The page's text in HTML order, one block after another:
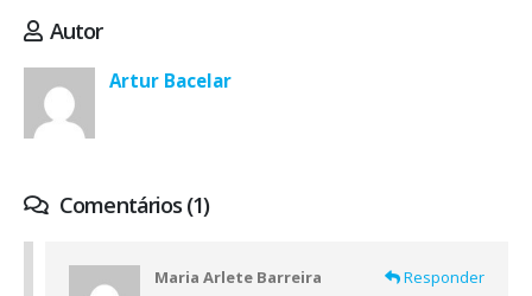
Autor
Artur Bacelar
Comentários (1)
Maria Arlete Barreira Responder